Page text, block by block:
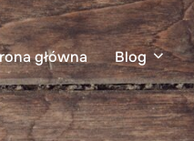
główna Blog